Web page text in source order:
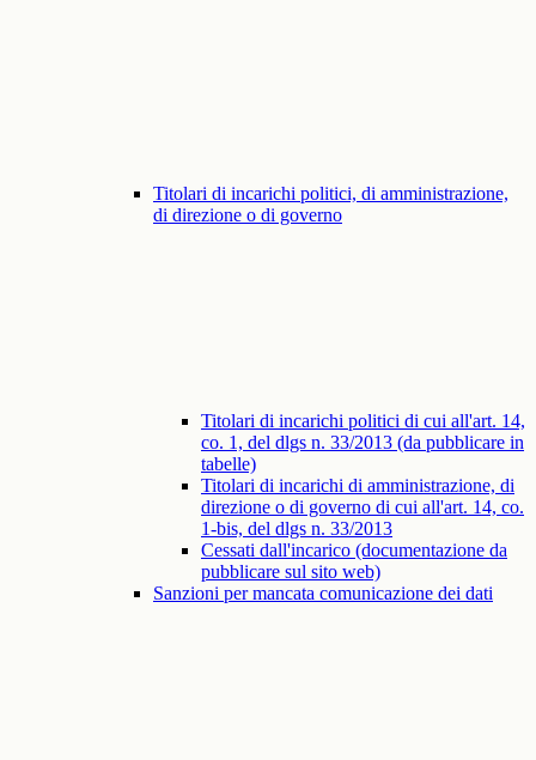
Titolari di incarichi politici, di amministrazione,
di direzione o di governo
Titolari di incarichi politici di cui all'art. 14,
co. 1, del dlgs n. 33/2013 (da pubblicare in
tabelle)
Titolari di incarichi di amministrazione, di
direzione o di governo di cui all'art. 14, co.
1-bis, del dlgs n. 33/2013
Cessati dall'incarico (documentazione da
pubblicare sul sito web)
Sanzioni per mancata comunicazione dei dati